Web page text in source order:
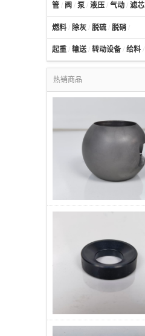
管 / 阀 / 泵 / 液压 / 气动 / 滤芯
燃料 / 除灰 / 脱硫 / 脱硝 /
起重 / 输送/ 转动设备 / 给料 /
热销商品